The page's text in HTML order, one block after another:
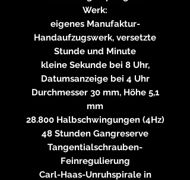
Werk:
eigenes Manufaktur-
Handaufzugswerk, versetzte
Stunde und Minute
kleine Sekunde bei 8 Uhr,
Datumsanzeige bei 4 Uhr
Durchmesser 30 mm, Höhe 5,1
mm
28.800 Halbschwingungen (4Hz)
48 Stunden Gangreserve
Tangentialschrauben-
Feinregulierung
Carl-Haas-Unruhspirale in